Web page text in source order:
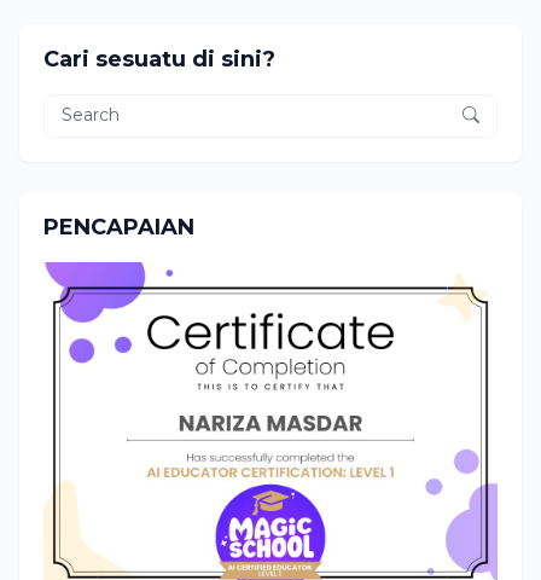
Cari sesuatu di sini?
PENCAPAIAN